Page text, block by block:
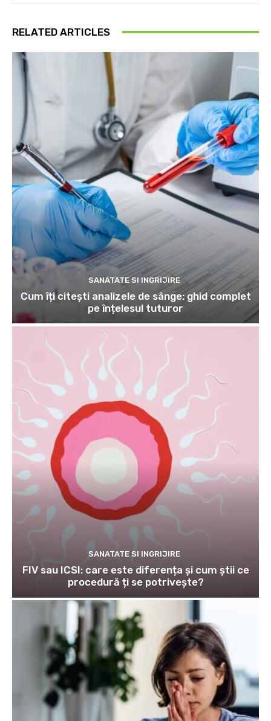
RELATED ARTICLES
SANATATE SI INGRIJIRE
Cum îți citești analizele de sânge: ghid complet
pe înțelesul tuturor
SANATATE SI INGRIJIRE
FIV sau ICSI: care este diferența și cum știi ce
procedură ți se potrivește?